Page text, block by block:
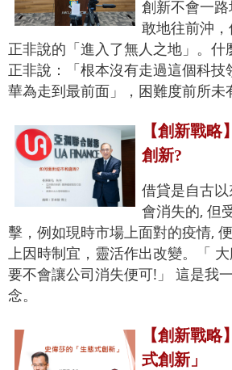
創新不會一
敢地往前沖
正非說的「進入了無人之地」。什
正非說：「根本沒有走過這個科技
華為走到最前面」，困難度前所未
【創新戰略
創新?
借貸是自古
會消失的, 但
擊，例如現時市場上面對的疫情,
上因時制宜，靈活作出改變。「
要不會讓公司消失便可!」 這是我
念。
【創新戰
式創新」